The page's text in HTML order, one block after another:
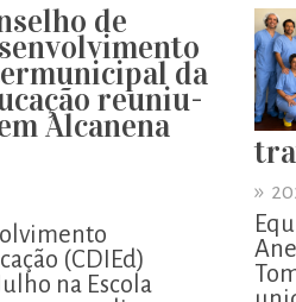
de
da
reuniu-
Alcanena
(CDIEd)
na Escola
»